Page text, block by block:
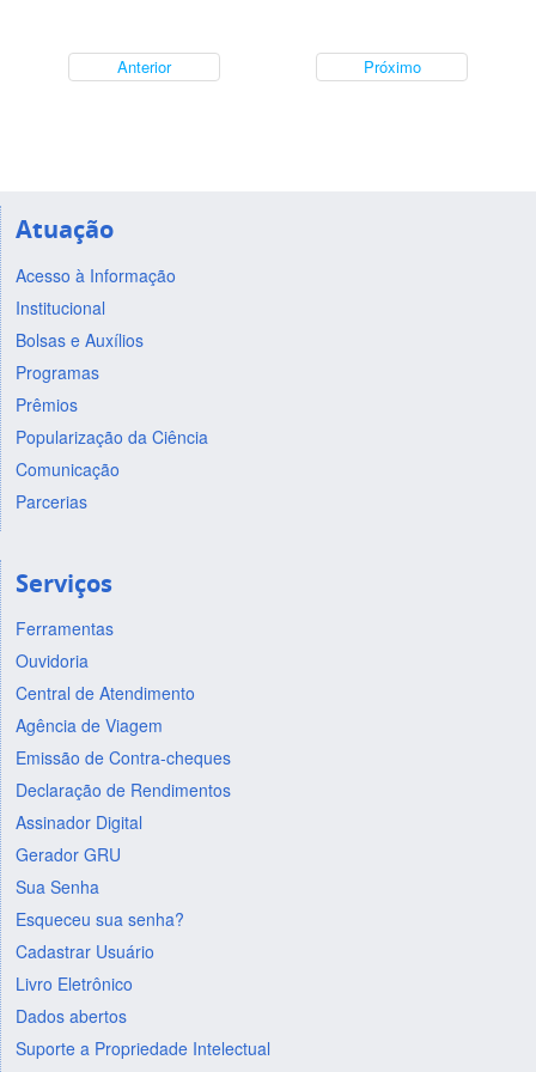
Anterior Próximo
Atuação
Acesso à Informação
Institucional
Bolsas e Auxílios
Programas
Prêmios
Popularização da Ciência
Comunicação
Parcerias
Serviços
Ferramentas
Ouvidoria
Central de Atendimento
Agência de Viagem
Emissão de Contra-cheques
Declaração de Rendimentos
Assinador Digital
Gerador GRU
Sua Senha
Esqueceu sua senha?
Cadastrar Usuário
Livro Eletrônico
Dados abertos
Suporte a Propriedade Intelectual